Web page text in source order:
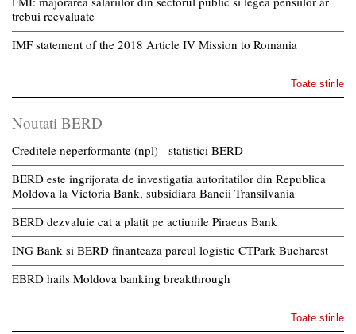
trebui reevaluate
IMF statement of the 2018 Article IV Mission to Romania
Toate stirile
Noutati BERD
Creditele neperformante (npl) - statistici BERD
BERD este ingrijorata de investigatia autoritatilor din Republica
Moldova la Victoria Bank, subsidiara Bancii Transilvania
BERD dezvaluie cat a platit pe actiunile Piraeus Bank
ING Bank si BERD finanteaza parcul logistic CTPark Bucharest
EBRD hails Moldova banking breakthrough
Toate stirile